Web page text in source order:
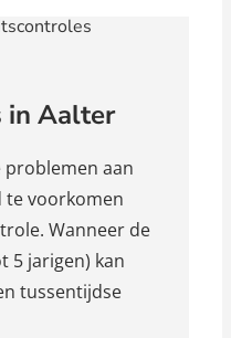
in Aalter
aan
te voorkomen
Wanneer de
5 jarigen) kan
tussentijdse